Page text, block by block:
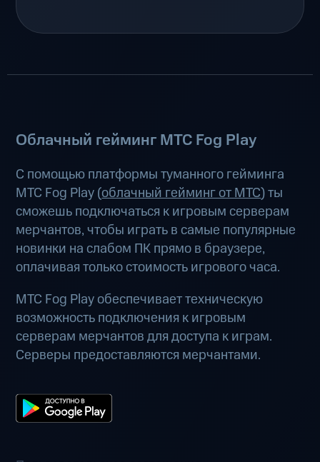
Облачный гейминг МТС Fog Play
С помощью платформы туманного гейминга
МТС Fog Play (облачный гейминг от МТС) ты
сможешь подключаться к игровым серверам
мерчантов, чтобы играть в самые популярные
новинки на слабом ПК прямо в браузере,
оплачивая только стоимость игрового часа.
МТС Fog Play обеспечивает техническую
возможность подключения к игровым
серверам мерчантов для доступа к играм.
Серверы предоставляются мерчантами.